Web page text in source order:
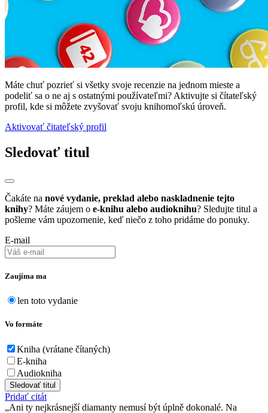
Máte chuť pozrieť si všetky svoje recenzie na jednom mieste a
podeliť sa o ne aj s ostatnými používateľmi? Aktivujte si čítateľský
profil, kde si môžete zvyšovať svoju knihomoľskú úroveň.
Aktivovať čitateľský profil
Sledovať titul
Čakáte na nové vydanie, preklad alebo naskladnenie tejto
knihy? Máte záujem o e-knihu alebo audioknihu? Sledujte titul a
pošleme vám upozornenie, keď niečo z toho pridáme do ponuky.
E-mail
Zaujíma ma
len toto vydanie
Vo formáte
Kniha (vrátane čítaných)
E-kniha
Audiokniha
Sledovať titul
Pridať citát
Ani ty nejkrásnejší diamanty nemusí být úplně dokonalé. Na